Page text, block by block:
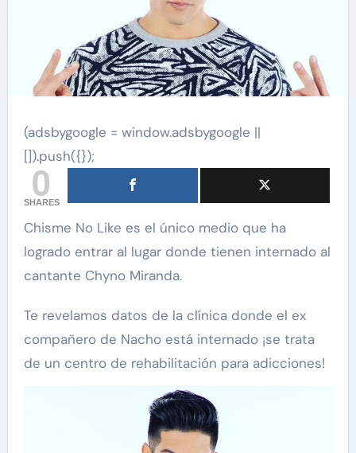
(adsbygoogle = window.adsbygoogle ||
[]).push({});
0
SHARES
Chisme No Like es el único medio que ha
logrado entrar al lugar donde tienen internado al
cantante Chyno Miranda.
Te revelamos datos de la clínica donde el ex
compañero de Nacho está internado ¡se trata
de un centro de rehabilitación para adicciones!